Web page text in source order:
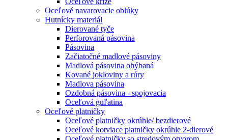
Oceľové navarovacie oblúky
Hutnícky materiál
Dierované tyče
Perforovaná pásovina
Pásovina
Začiatočné madlové pásoviny
Madlová pásovina ohýbaná
Kované jokloviny a rúry
Madlova pásovina
Ozdobná pásovina - spojovacia
Oceľová guľatina
Oceľové platničky
Oceľové platničky okrúhle/ bezdierové
Oceľové kotviace platničky okrúhle 2-dierové